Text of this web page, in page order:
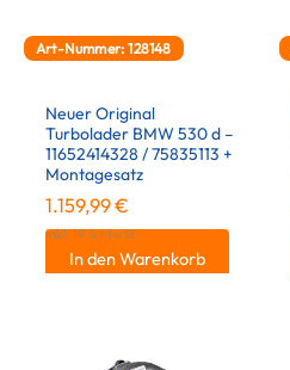
Art-Nummer: 128148
Neuer Original
Turbolader BMW 530 d –
11652414328 / 75835113 +
Montagesatz
1.159,99€
inkl. 19 % MwSt.
In den Warenkorb